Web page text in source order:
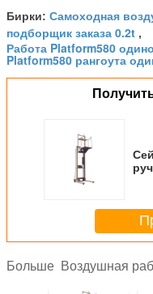
Бирки: Самоходная
подборщик заказа 0.2t ,
Работа Platform580
Platform580 рангоута
Больше Воздушная